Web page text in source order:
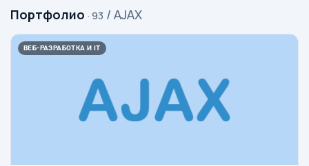
Портфолио · 93 / AJAX
ВЕБ-РАЗРАБОТКА И IT